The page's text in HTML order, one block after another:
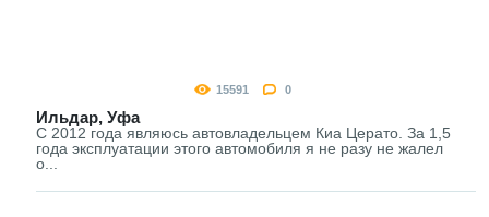
15591 0
Ильдар, Уфа
С 2012 года являюсь автовладельцем Киа Церато. За 1,5
года эксплуатации этого автомобиля я не разу не жалел
о...